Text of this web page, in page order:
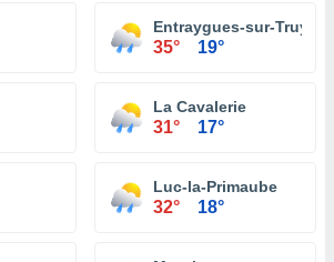
Entraygues-sur-Truyère
35° 19°
La Cavalerie
31° 17°
Luc-la-Primaube
32° 18°